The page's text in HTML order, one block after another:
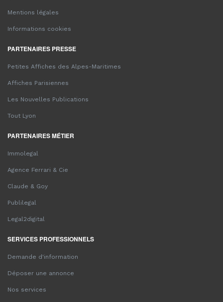
Mentions légales
Informations cookies
PARTENAIRES PRESSE
Petites Affiches des Alpes-Maritimes
Affiches Parisiennes
Les Nouvelles Publications
Tout Lyon
PARTENAIRES MÉTIER
Immolegal
Agence Ferrari & Cie
Claude & Goy
Publilegal
Legal2digital
SERVICES PROFESSIONNELS
Demande d'information
Déposer une annonce
Nos services